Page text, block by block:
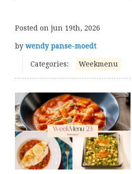
Posted on jun 19th, 2026
by wendy panse-moedt
Categories: Weekmenu